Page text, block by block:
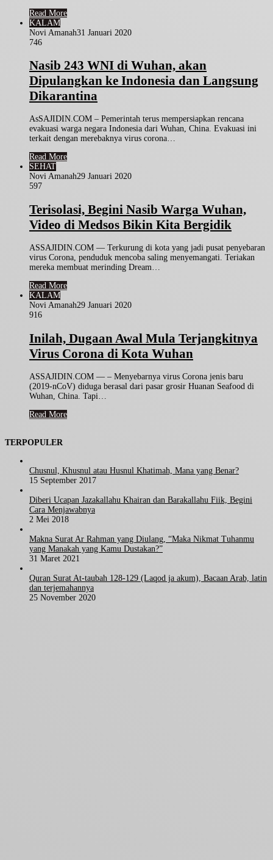
Read More
KALAM
Novi Amanah31 Januari 2020
746
Nasib 243 WNI di Wuhan, akan
Dipulangkan ke Indonesia dan Langsung
Dikarantina
AsSAJIDIN.COM – Pemerintah terus mempersiapkan rencana
evakuasi warga negara Indonesia dari Wuhan, China. Evakuasi ini
terkait dengan merebaknya virus corona…
Read More
SEHAT
Novi Amanah29 Januari 2020
597
Terisolasi, Begini Nasib Warga Wuhan,
Video di Medsos Bikin Kita Bergidik
ASSAJIDIN.COM — Terkurung di kota yang jadi pusat penyebaran
virus Corona, penduduk mencoba saling menyemangati. Teriakan
mereka membuat merinding Dream…
Read More
KALAM
Novi Amanah29 Januari 2020
916
Inilah, Dugaan Awal Mula Terjangkitnya
Virus Corona di Kota Wuhan
ASSAJIDIN.COM — – Menyebarnya virus Corona jenis baru
(2019-nCoV) diduga berasal dari pasar grosir Huanan Seafood di
Wuhan, China. Tapi…
Read More
TERPOPULER
Chusnul, Khusnul atau Husnul Khatimah, Mana yang Benar?
15 September 2017
Diberi Ucapan Jazakallahu Khairan dan Barakallahu Fiik, Begini
Cara Menjawabnya
2 Mei 2018
Makna Surat Ar Rahman yang Diulang, “Maka Nikmat Tuhanmu
yang Manakah yang Kamu Dustakan?”
31 Maret 2021
Quran Surat At-taubah 128-129 (Laqod ja akum), Bacaan Arab, latin
dan terjemahannya
25 November 2020